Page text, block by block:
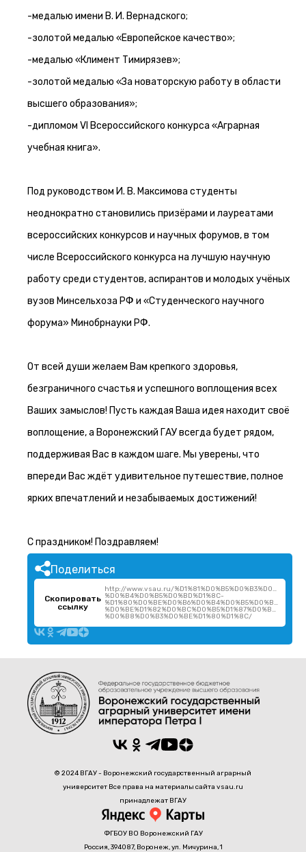
-медалью имени В. И. Вернадского;
-золотой медалью «Европейское качество»;
-медалью «Климент Тимирязев»;
-золотой медалью «За новаторскую работу в области
высшего образования»;
-дипломом VI Всероссийского конкурса «Аграрная
учебная книга».
Под руководством И. В. Максимова студенты
неоднократно становились призёрами и лауреатами
всероссийских конкурсов и научных форумов, в том
числе Всероссийского конкурса на лучшую научную
работу среди студентов, аспирантов и молодых учёных
вузов Минсельхоза РФ и «Студенческого научного
форума» Минобрнауки РФ.
От всей души желаем Вам крепкого здоровья,
безграничного счастья и успешного воплощения всех
Ваших замыслов! Пусть каждая Ваша идея находит своё
воплощение, а Воронежский ГАУ всегда будет рядом,
поддерживая Вас в каждом шаге. Мы уверены, что
впереди Вас ждёт удивительное путешествие, полное
ярких впечатлений и незабываемых достижений!
С праздником! Поздравляем!
Поделиться
Скопировать
ссылку
http://www.vsau.ru/
%D0%B4%D0%B5%D0%BD%D1%8C-
%D0%B8%D0%B3%D0%BE%D1%80%D1%8C/
© 2024 ВГАУ - Воронежский государственный аграрный
университет Все права на материалы сайта vsau.ru
принадлежат ВГАУ
ФГБОУ ВО Воронежский ГАУ
Россия, 394087, Воронеж, ул. Мичурина, 1